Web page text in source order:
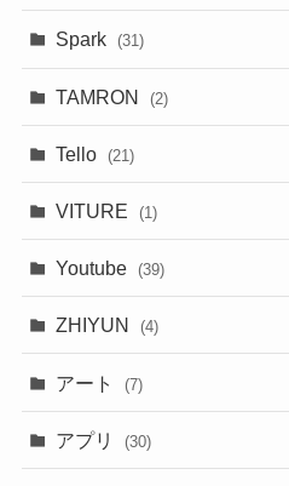
Spark (31)
TAMRON (2)
Tello (21)
VITURE (1)
Youtube (39)
ZHIYUN (4)
アート (7)
アプリ (30)